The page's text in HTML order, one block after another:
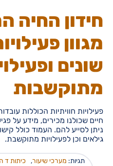
חידון החיה
מגוון
שונים
מתוקשבות
פעילויות חוויתיות הכוללות
חיים שכולנו מכירים, מידע על
ניתן לסייע להם. העמוד כולל
גילאים וכן לפעילויות מתוקשבת.
תגיות: מערכי שיעור, כיתות ד